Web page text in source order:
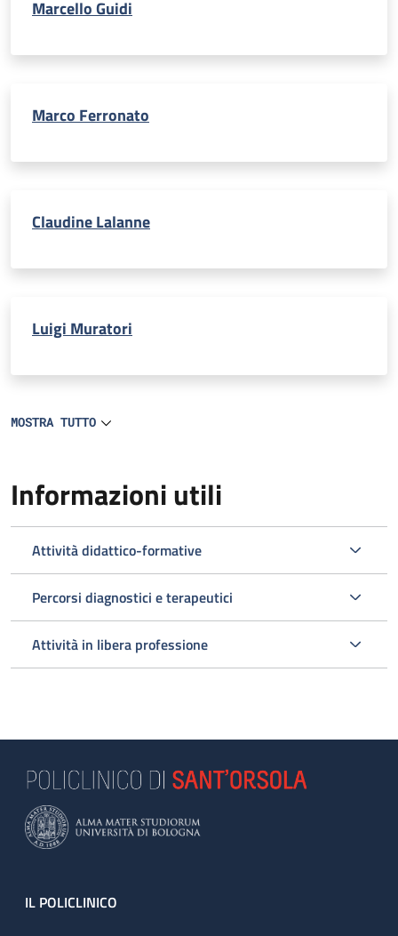
Marcello Guidi
Marco Ferronato
Claudine Lalanne
Luigi Muratori
MOSTRA TUTTO
Informazioni utili
Attività didattico-formative
Percorsi diagnostici e terapeutici
Attività in libera professione
Footer
IL POLICLINICO